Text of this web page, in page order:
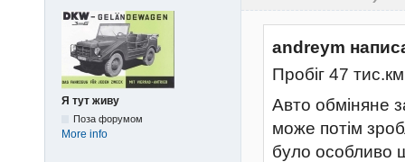
Я тут живу
Поза форумом
More info
andreym
Пробіг 47
Авто обміняне
може потім
було особливо